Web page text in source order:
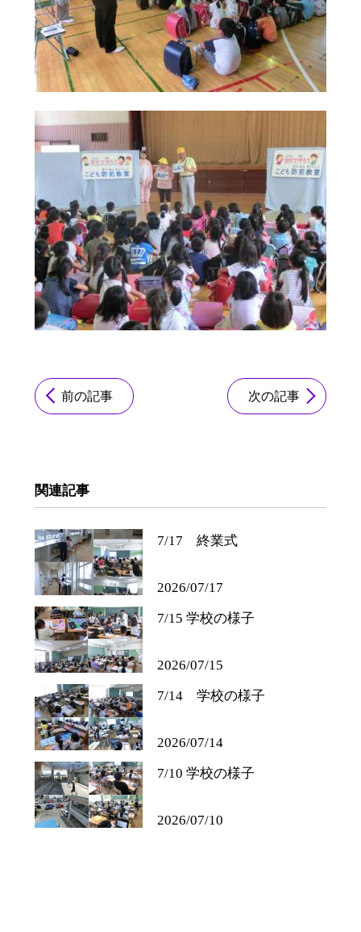
前の記事 次の記事
関連記事
7/17 終業式
2026/07/17
7/15 学校の様子
2026/07/15
7/14 学校の様子
2026/07/14
7/10 学校の様子
2026/07/10